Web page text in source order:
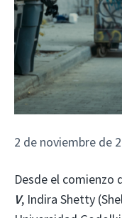
2 de noviembre de
Desde el comienzo
V, Indira Shetty